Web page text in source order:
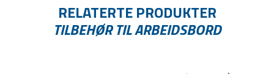
RELATERTE PRODUKTER
TILBEHØR TIL ARBEIDSBORD